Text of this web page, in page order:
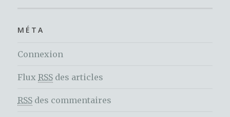
MÉTA
Connexion
Flux RSS des articles
RSS des commentaires